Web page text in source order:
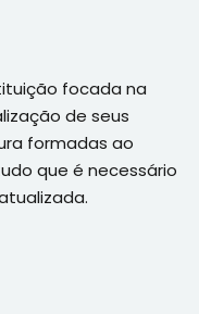
focada na
de seus
formadas ao
que é necessário